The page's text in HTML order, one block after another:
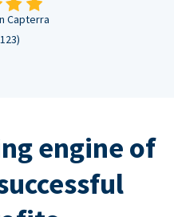
Capterra
engine of